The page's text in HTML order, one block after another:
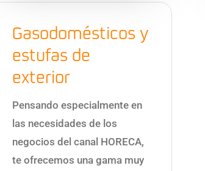
Gasodomésticos y
estufas de
exterior
Pensando especialmente en
las necesidades de los
negocios del canal HORECA,
te ofrecemos una gama muy